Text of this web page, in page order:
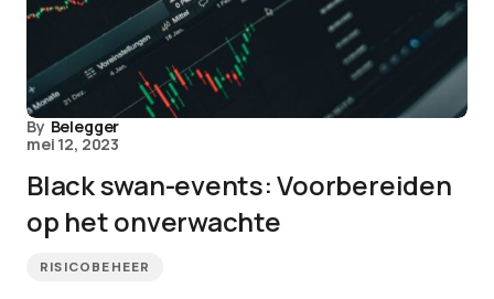
By Belegger
mei 12, 2023
Black swan-events: Voorbereiden
op het onverwachte
RISICOBEHEER